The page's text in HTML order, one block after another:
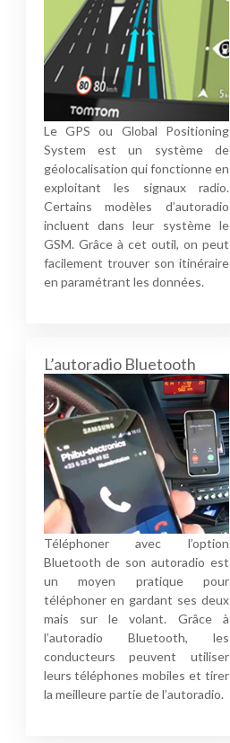
Le GPS ou Global Positioning
System est un système de
géolocalisation qui fonctionne en
exploitant les signaux radio.
Certains modèles d’autoradio
incluent dans leur système le
GSM. Grâce à cet outil, on peut
facilement trouver son itinéraire
en paramétrant les données.
L’autoradio Bluetooth
Téléphoner avec l’option
Bluetooth de son autoradio est
un moyen pratique pour
téléphoner en gardant ses deux
mais sur le volant. Grâce à
l’autoradio Bluetooth, les
conducteurs peuvent utiliser
leurs téléphones mobiles et tirer
la meilleure partie de l’autoradio.